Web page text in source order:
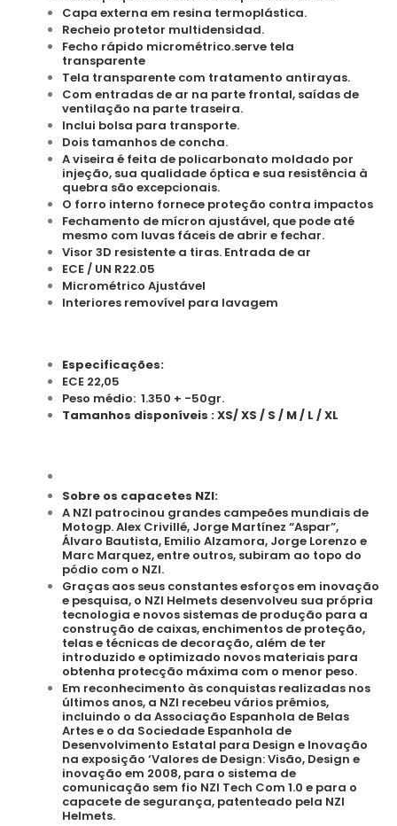
Capa externa em resina termoplástica.
Recheio protetor multidensidad.
Fecho rápido micrométrico.serve tela
transparente
Tela transparente com tratamento antirayas.
Com entradas de ar na parte frontal, saídas de
ventilação na parte traseira.
Inclui bolsa para transporte.
Dois tamanhos de concha.
A viseira é feita de policarbonato moldado por
injeção, sua qualidade óptica e sua resistência à
quebra são excepcionais.
O forro interno fornece proteção contra impactos
Fechamento de mícron ajustável, que pode até
mesmo com luvas fáceis de abrir e fechar.
Visor 3D resistente a tiras. Entrada de ar
ECE / UN R22.05
Micrométrico Ajustável
Interiores removível para lavagem
Especificações:
ECE 22,05
Peso médio: 1.350 + -50gr.
Tamanhos disponíveis : XS/ XS / S / M / L / XL
Sobre os capacetes NZI:
A NZI patrocinou grandes campeões mundiais de
Motogp. Alex Crivillé, Jorge Martínez “Aspar”,
Álvaro Bautista, Emilio Alzamora, Jorge Lorenzo e
Marc Marquez, entre outros, subiram ao topo do
pódio com o NZI.
Graças aos seus constantes esforços em inovação
e pesquisa, o NZI Helmets desenvolveu sua própria
tecnologia e novos sistemas de produção para a
construção de caixas, enchimentos de proteção,
telas e técnicas de decoração, além de ter
introduzido e optimizado novos materiais para
obtenha protecção máxima com o menor peso.
Em reconhecimento às conquistas realizadas nos
últimos anos, a NZI recebeu vários prêmios,
incluindo o da Associação Espanhola de Belas
Artes e o da Sociedade Espanhola de
Desenvolvimento Estatal para Design e Inovação
na exposição ‘Valores de Design: Visão, Design e
inovação em 2008, para o sistema de
comunicação sem fio NZI Tech Com 1.0 e para o
capacete de segurança, patenteado pela NZI
Helmets.